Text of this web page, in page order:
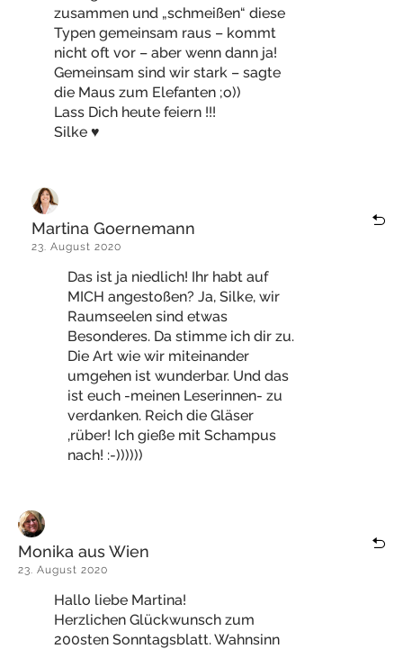
zusammen und „schmeißen“ diese
Typen gemeinsam raus – kommt
nicht oft vor – aber wenn dann ja!
Gemeinsam sind wir stark – sagte
die Maus zum Elefanten ;o))
Lass Dich heute feiern !!!
Silke ♥
Martina Goernemann
23. August 2020
Das ist ja niedlich! Ihr habt auf
MICH angestoßen? Ja, Silke, wir
Raumseelen sind etwas
Besonderes. Da stimme ich dir zu.
Die Art wie wir miteinander
umgehen ist wunderbar. Und das
ist euch -meinen Leserinnen- zu
verdanken. Reich die Gläser
‚rüber! Ich gieße mit Schampus
nach! :-))))))
Monika aus Wien
23. August 2020
Hallo liebe Martina!
Herzlichen Glückwunsch zum
200sten Sonntagsblatt. Wahnsinn